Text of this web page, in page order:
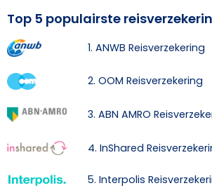
Top 5 populairste
1. ANWB Reisverzekering
2. OOM Reisverzekering
3. ABN AMRO
4. InShared
5. Interpolis